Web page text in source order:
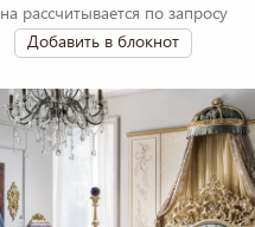
рассчитывается по запросу
Добавить в блокнот